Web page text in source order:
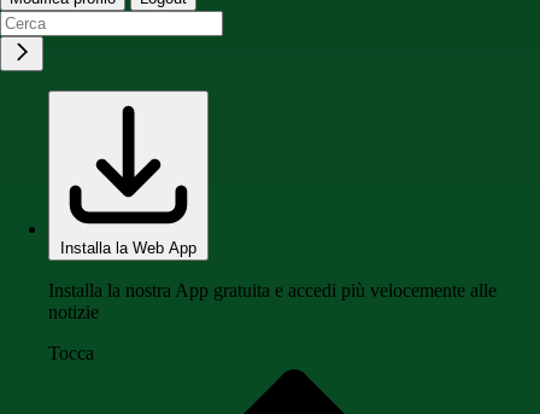
Installa la Web App
Installa la nostra App gratuita e accedi più velocemente alle
notizie
Tocca